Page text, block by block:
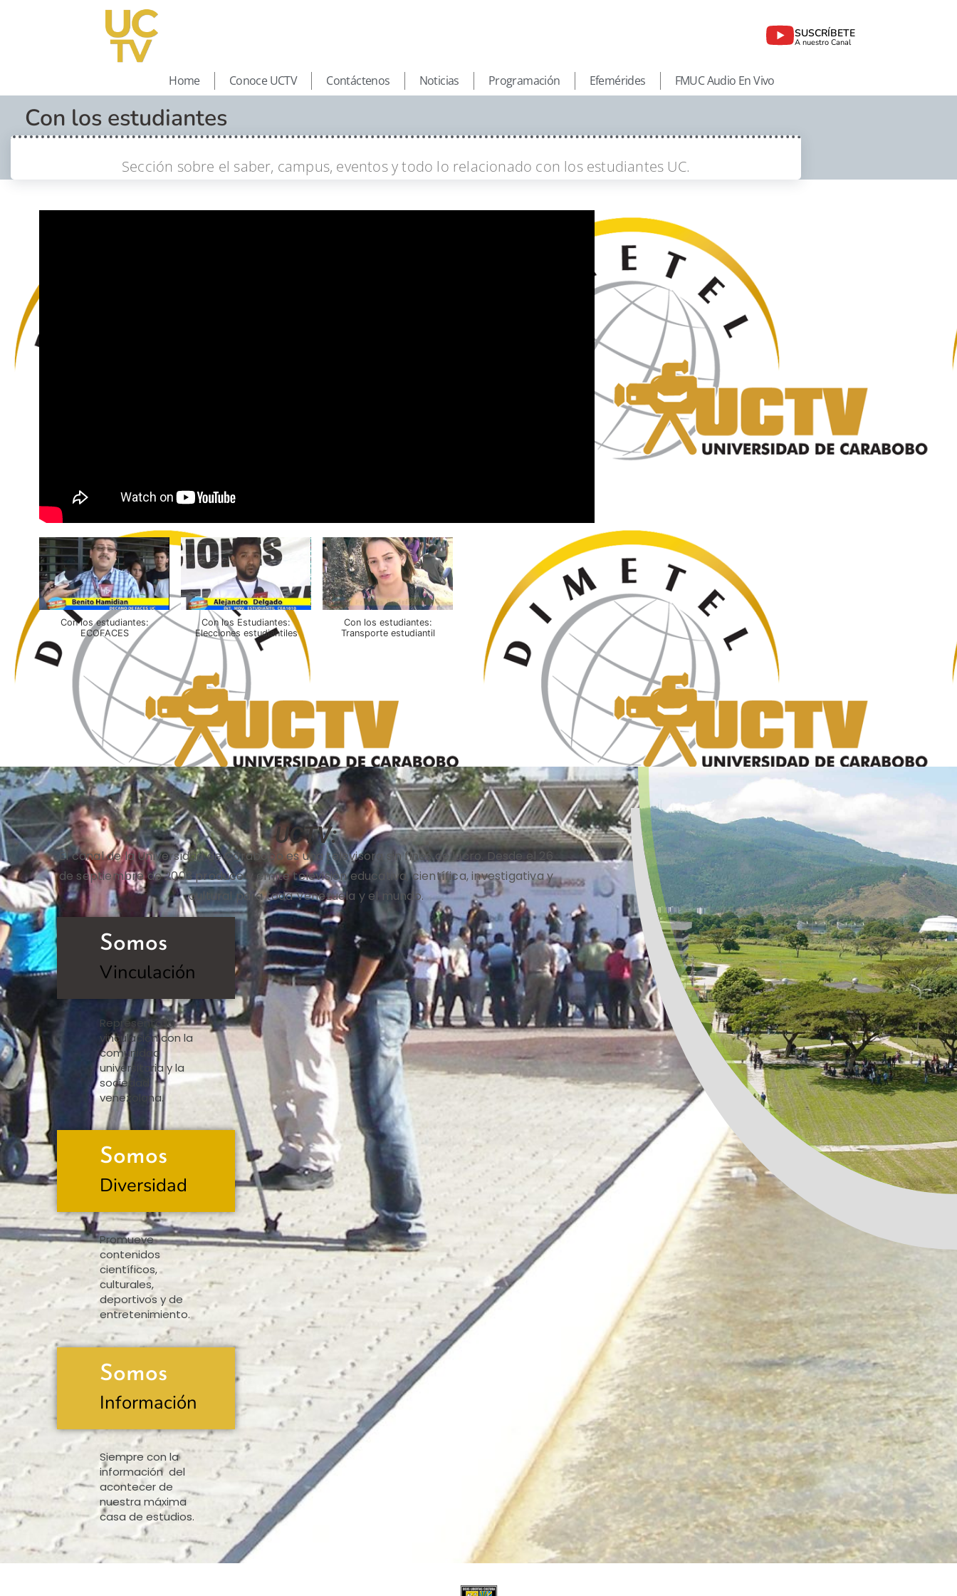
SUSCRÍBETE
A nuestro Canal
Home Conoce UCTV Contáctenos Noticias Programación Efemérides FMUC Audio En Vivo
Con los estudiantes
Sección sobre el saber, campus, eventos y todo lo relacionado con los estudiantes UC.
Con los estudiantes:
ECOFACES
Con los Estudiantes:
Elecciones estudiantiles
Con los estudiantes:
Transporte estudiantil
UCTV:
El canal de la Universidad de Carabobo es una televisora sin fines de lucro. Desde el 26
de septiembre de 2003 produce y emite televisión educativa, científica, investigativa y
cultural para toda Venezuela y el mundo.
Somos
Vinculación
Representa la
vinculación con la
comunidad
universitaria y la
sociedad
venezolana.
Somos
Diversidad
Promueve
contenidos
científicos,
culturales,
deportivos y de
entretenimiento.
Somos
Información
Siempre con la
información del
acontecer de
nuestra máxima
casa de estudios.